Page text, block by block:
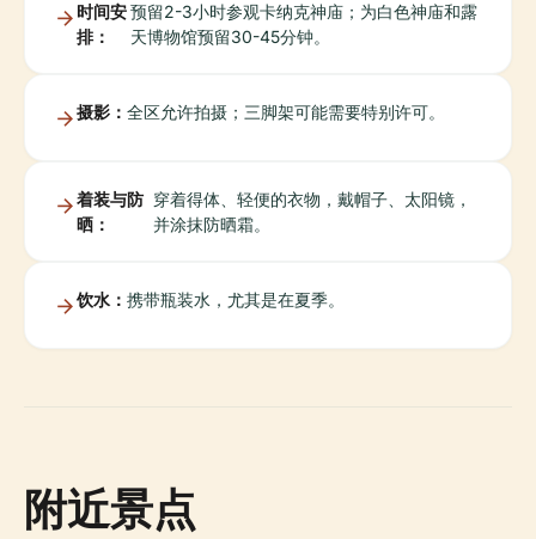
时间安
排：
预留2-3小时参观卡纳克神庙；为白色神庙和露
天博物馆预留30-45分钟。
摄影： 全区允许拍摄；三脚架可能需要特别许可。
着装与防
晒：
穿着得体、轻便的衣物，戴帽子、太阳镜，
并涂抹防晒霜。
饮水： 携带瓶装水，尤其是在夏季。
附近景点